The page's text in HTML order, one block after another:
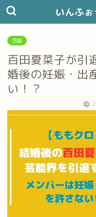
いんふ
芸能
百田夏菜子が引
婚後の妊娠・出
い！？